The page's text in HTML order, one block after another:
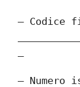
– Codice
– Numero